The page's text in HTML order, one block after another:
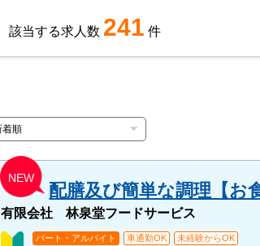
該当する求人数 241 件
NEW
配膳及び簡単な調理【お
有限会社 林泉堂フードサービス
パート・アルバイト 車通勤OK 未経験からOK